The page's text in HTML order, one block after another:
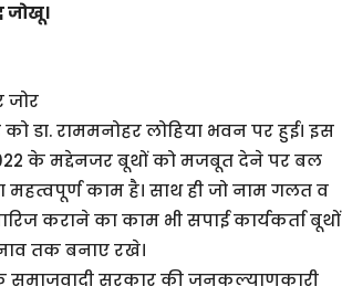
जोखू।
डा. राममनोहर लोहिया भवन पर हुई। इस
के मद्देनजर बूथों को मजबूत देने पर बल
महत्वपूर्ण काम है। साथ ही जो नाम गलत व
कराने का काम भी सपाई कार्यकर्ता बूथों
तक बनाए रखे।
समाजवादी सरकार की जनकल्याणकारी